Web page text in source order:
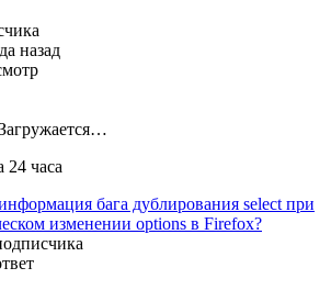
назад
24 часа
бага дублирования select при
изменении options в Firefox?